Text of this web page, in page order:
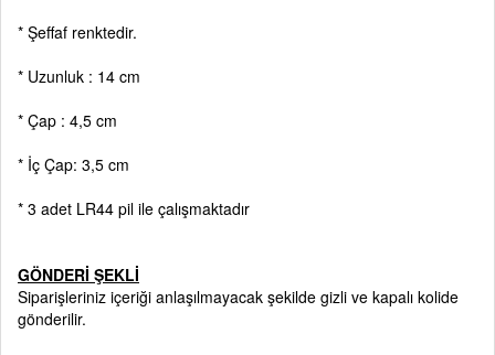
* Şeffaf renktedir.
* Uzunluk : 14 cm
* Çap : 4,5 cm
* İç Çap: 3,5 cm
* 3 adet LR44 pil ile çalışmaktadır
GÖNDERİ ŞEKLİ
Siparişleriniz içeriği anlaşılmayacak şekilde gizli ve kapalı kolide
gönderilir.